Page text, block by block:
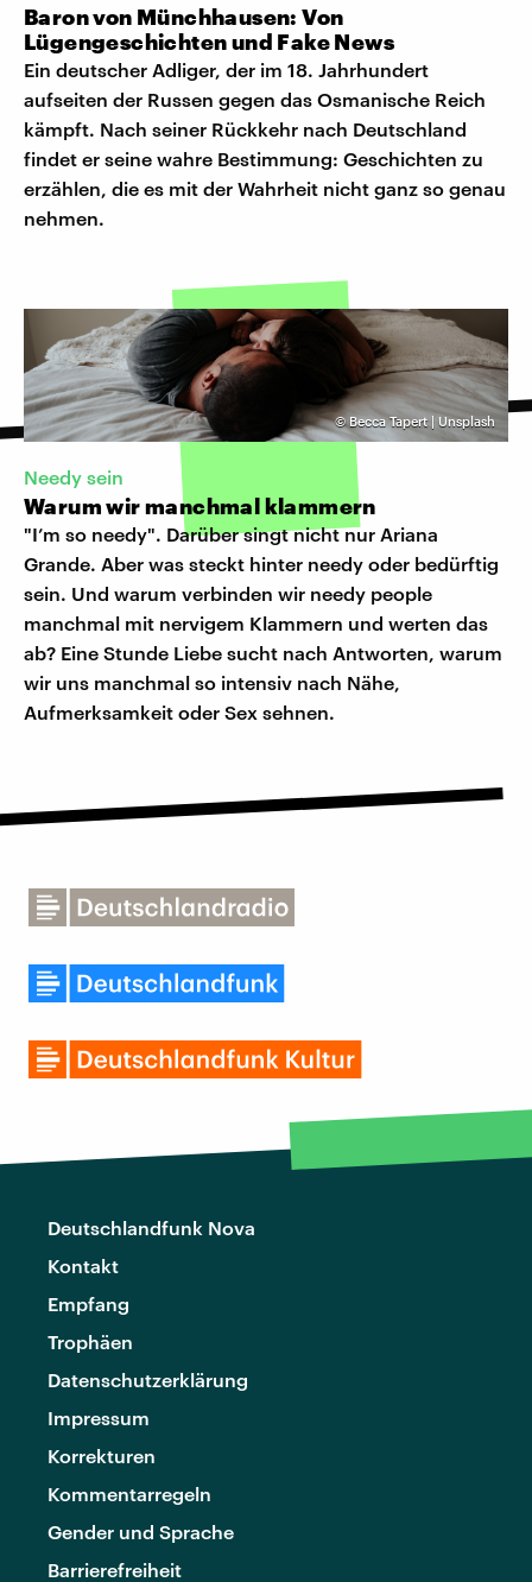
Baron von Münchhausen: Von
Lügengeschichten und Fake News
Ein deutscher Adliger, der im 18. Jahrhundert
aufseiten der Russen gegen das Osmanische Reich
kämpft. Nach seiner Rückkehr nach Deutschland
findet er seine wahre Bestimmung: Geschichten zu
erzählen, die es mit der Wahrheit nicht ganz so genau
nehmen.
©Becca Tapert | Unsplash
Needy sein
Warum wir manchmal klammern
"I’m so needy". Darüber singt nicht nur Ariana
Grande. Aber was steckt hinter needy oder bedürftig
sein. Und warum verbinden wir needy people
manchmal mit nervigem Klammern und werten das
ab? Eine Stunde Liebe sucht nach Antworten, warum
wir uns manchmal so intensiv nach Nähe,
Aufmerksamkeit oder Sex sehnen.
Deutschlandfunk Nova
Kontakt
Empfang
Trophäen
Datenschutzerklärung
Impressum
Korrekturen
Kommentarregeln
Gender und Sprache
Barrierefreiheit